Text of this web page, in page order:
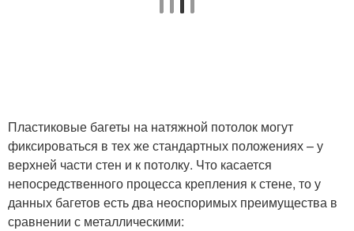
Пластиковые багеты на натяжной потолок могут
фиксироваться в тех же стандартных положениях – у
верхней части стен и к потолку. Что касается
непосредственного процесса крепления к стене, то у
данных багетов есть два неоспоримых преимущества в
сравнении с металлическими: